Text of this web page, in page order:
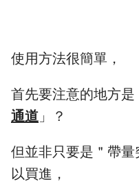
使用方法很簡單，
首先要注意的地方
通道 」？
但並非只要是＂帶
以買進，